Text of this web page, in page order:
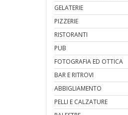
GELATERIE
PIZZERIE
RISTORANTI
PUB
FOTOGRAFIA ED OTTICA
BAR E RITROVI
ABBIGLIAMENTO
PELLI E CALZATURE